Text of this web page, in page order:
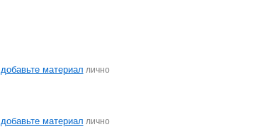
добавьте материал лично
добавьте материал лично